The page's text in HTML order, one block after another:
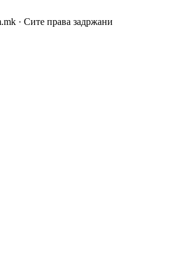
· Сите права задржани